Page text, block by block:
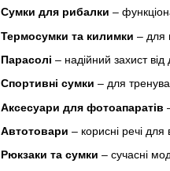
Сумки для рибалки –
Термосумки та килимки – для
Парасолі – надійний захист
Спортивні сумки – для
Аксесуари для фотоапаратів
Автотовари – корисні речі для
Рюкзаки та сумки – сучасні